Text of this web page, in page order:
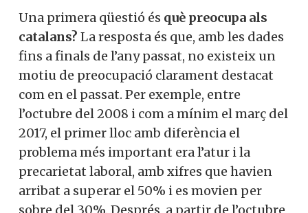
Una primera qüestió és què preocupa als
catalans? La resposta és que, amb les
dades fins a finals de l’any passat, no
existeix un motiu de preocupació
clarament destacat com en el passat. Per
exemple, entre l’octubre del 2008 i com a
mínim el març del 2017, el primer lloc amb
diferència el problema més important era
l’atur i la precarietat laboral, amb xifres
que havien arribat a superar el 50% i es
movien per sobre del 30%. Després, a